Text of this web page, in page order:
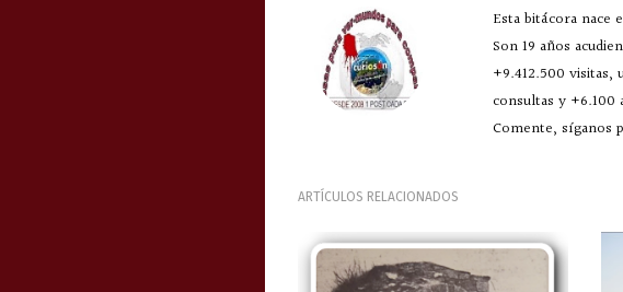
Esta bitácora nace
Son 19 años
+9.412.500 visitas,
consultas y +6.100
Comente, síganos
ARTÍCULOS RELACIONADOS